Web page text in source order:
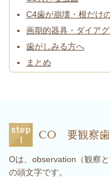
C4歯が崩壊・根だけ
画期的器具・ダイア
歯がしみる方へ
まとめ
CO 要観察歯
Oは、observation（観察と
の頭文字です。